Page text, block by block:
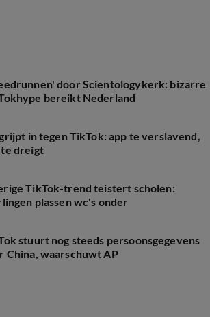
door Scientologykerk: bizarre
bereikt Nederland
in tegen TikTok: app te verslavend,
dreigt
TikTok-trend teistert scholen:
plassen wc's onder
stuurt nog steeds persoonsgegevens
China, waarschuwt AP